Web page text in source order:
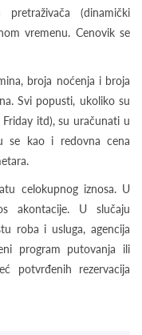
(dinamički
vremenu. Cenovik se
broja noćenja i broja
Svi popusti, ukoliko su
itd), su uračunati u
se kao i redovna cena
celokupnog iznosa. U
akontacije. U slučaju
roba i usluga, agencija
program putovanja ili
potvrđenih rezervacija